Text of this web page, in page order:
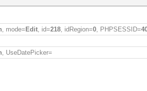
, mode= Edit, id=218, idRegion=0, PHPSESSID=
, UseDatePicker=